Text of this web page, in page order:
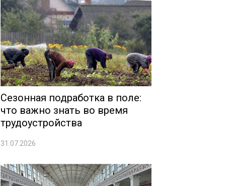
Сезонная подработка в поле:
что важно знать во время
трудоустройства
31.07.2026